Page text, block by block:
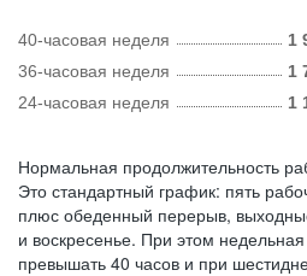
40-часовая неделя
1
36-часовая неделя
1
24-часовая неделя
1
Нормальная продолжительность
Это стандартный график: пять
плюс обеденный перерыв,
и воскресенье. При этом
превышать 40 часов и при